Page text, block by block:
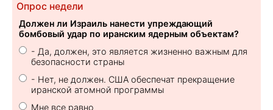
Опрос недели
Должен ли Израиль нанести упреждающий
бомбовый удар по иранским ядерным объектам?
- Да, должен, это является жизненно важным для
безопасности страны
- Нет, не должен. США обеспечат прекращение
иранской атомной программы
Мне все равно